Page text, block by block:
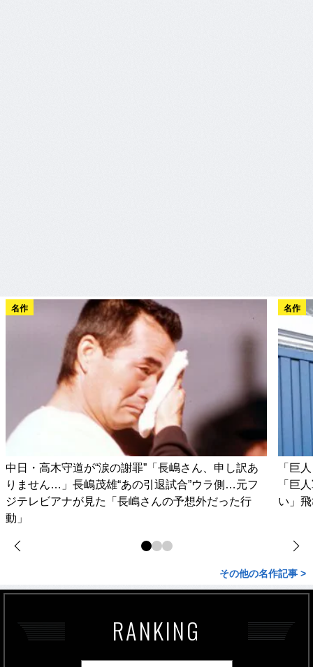
名作
中日・高木守道が“涙の謝罪”「長嶋さん、申し訳あ
りません…」長嶋茂雄“あの引退試合”ウラ側…元フ
ジテレビアナが見た「長嶋さんの予想外だった行
動」
名作
「巨
「巨
い」
その他の名作記事 >
RANKING